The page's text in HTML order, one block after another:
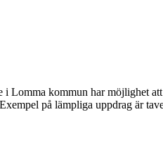
i Lomma kommun har
på lämpliga uppdrag är